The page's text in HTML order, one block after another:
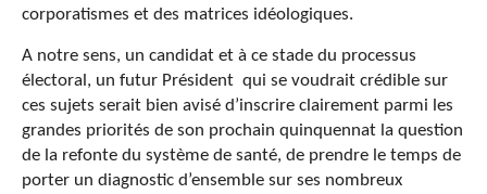
corporatismes et des matrices idéologiques.
A notre sens, un candidat et à ce stade du processus
électoral, un futur Président qui se voudrait crédible sur
ces sujets serait bien avisé d’inscrire clairement parmi les
grandes priorités de son prochain quinquennat la question
de la refonte du système de santé, de prendre le temps de
porter un diagnostic d’ensemble sur ses nombreux